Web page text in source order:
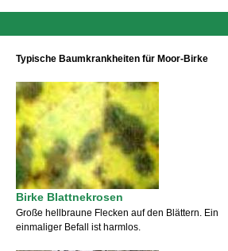
Typische Baumkrankheiten für Moor-Birke
Birke Blattnekrosen
Große hellbraune Flecken auf den Blättern. Ein
einmaliger Befall ist harmlos.